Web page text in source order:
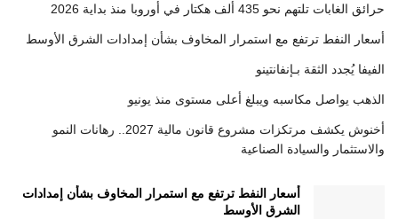
حرائق الغابات تلتهم نحو 435 ألف هكتار في أوروبا منذ بداية 2026
أسعار النفط ترتفع مع استمرار المخاوف بشأن إمدادات الشرق الأوسط
الفيفا يُجدد الثقة بـإنفانتينو
الذهب يواصل مكاسبه ويبلغ أعلى مستوى منذ يونيو
أخنوش يكشف مرتكزات مشروع قانون مالية 2027.. رهانات النمو
والاستثمار والسيادة الصناعية
أسعار النفط ترتفع مع استمرار المخاوف بشأن إمدادات
الشرق الأوسط